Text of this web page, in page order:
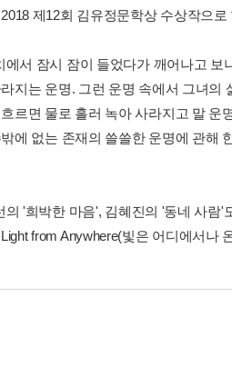
제12회 김유정문학상 수상작으
서 잠시 잠이 들었다가 깨어나고
지는 운명. 그런 운명 속에서 그녀의
르면 물로 흘러 녹아 사라지고 말 운
에 없는 존재의 쓸쓸한 운명에 관해
'희박한 마음', 김혜진의 '동네 사람'
from Anywhere(빛은 어디에서나